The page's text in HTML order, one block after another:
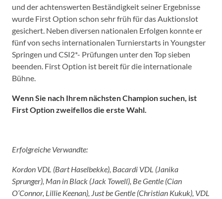
und der achtenswerten Beständigkeit seiner Ergebnisse
wurde First Option schon sehr früh für das Auktionslot
gesichert. Neben diversen nationalen Erfolgen konnte er
fünf von sechs internationalen Turnierstarts in Youngster
Springen und CSI2*- Prüfungen unter den Top sieben
beenden. First Option ist bereit für die internationale
Bühne.
Wenn Sie nach Ihrem nächsten Champion suchen, ist
First Option zweifellos die erste Wahl.
Erfolgreiche Verwandte:
Kordon VDL (Bart Haselbekke), Bacardi VDL (Janika
Sprunger), Man in Black (Jack Towell), Be Gentle (Cian
O’Connor, Lillie Keenan), Just be Gentle (Christian Kukuk), VDL